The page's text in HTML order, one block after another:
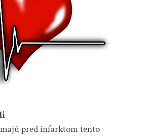
pred infarktom tento